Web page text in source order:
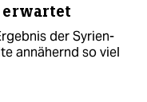
erwartet
der Syrien-
annähernd so viel